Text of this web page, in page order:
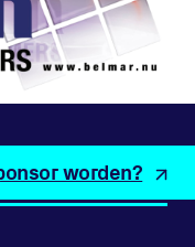
worden?